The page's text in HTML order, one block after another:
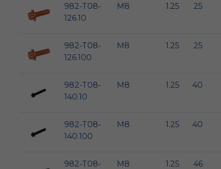
982-T08-
126.10
M8 1.25 25
982-T08-
126.100
M8 1.25 25
982-T08-
140.10
M8 1.25 40
982-T08-
140.100
M8 1.25 40
982-T08-
M8 1.25 46